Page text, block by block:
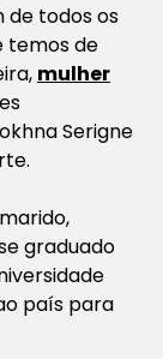
de todos os
temos de
mulher
Serigne
graduado
país para